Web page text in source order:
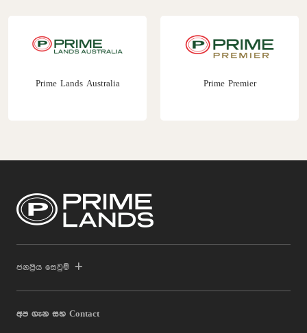
Prime Lands Australia Prime Premier
ජනප්‍රිය සෙවුම්
අප ගැන සහ Contact